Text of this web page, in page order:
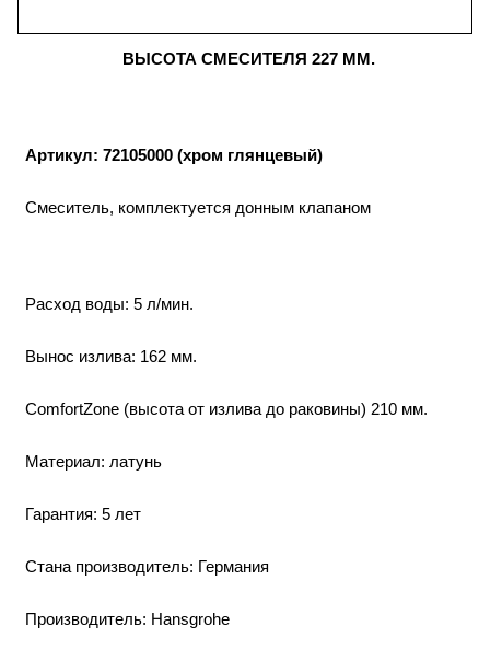
ВЫСОТА СМЕСИТЕЛЯ 227 ММ.
Артикул: 72105000 (хром глянцевый)
Смеситель, комплектуется донным клапаном
Расход воды: 5 л/мин.
Вынос излива: 162 мм.
ComfortZone (высота от излива до раковины) 210 мм.
Материал: латунь
Гарантия: 5 лет
Стана производитель: Германия
Производитель: Hansgrohe